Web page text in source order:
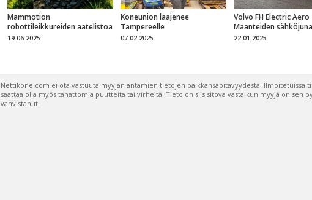
Mammotion
robottileikkureiden aatelistoa
19.06.2025
Koneunion laajenee
Tampereelle
07.02.2025
Volvo FH Electric Aero
Maanteiden sähköjuna
22.01.2025
Nettikone.com ei ota vastuuta myyjän antamien tietojen paikkansapitävyydestä. Ilmoitetuissa
saattaa olla myös tahattomia puutteita tai virheitä. Tieto on siis sitova vasta kun myyjä on sen
vahvistanut.